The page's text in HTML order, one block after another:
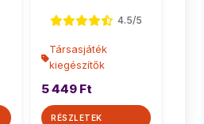
kiegészítő
4.5/5
Társasjáték
kiegészítők
5 449 Ft
RÉSZLETEK